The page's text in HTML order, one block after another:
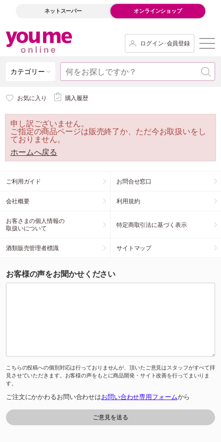
ネットスーパー オンラインショップ
ログイン･会員登録
カテゴリー
お気に入り 購入履歴
申し訳ございません。
ご指定の商品ページは販売終了か、ただ今お取扱いをし
ておりません。
ホームへ戻る
ご利用ガイド お問合せ窓口
会社概要 利用規約
お客さまの個人情報の
取扱いについて
特定商取引法に基づく表示
酒類販売管理者標識 サイトマップ
お客様の声をお聞かせください
こちらの投稿への個別対応は行っておりませんが、頂いたご意見はスタッフがすべて拝
見させていただきます。お客様の声をもとに商品開発・サイト改善を行ってまいりま
す。
ご注文にかかわるお問い合わせはお問い合わせ専用フォームから